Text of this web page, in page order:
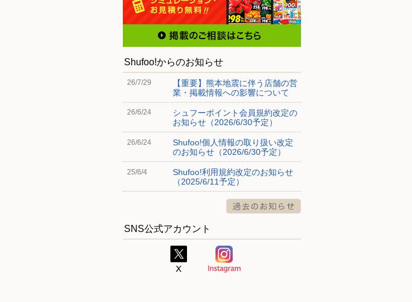
Shufoo!からのお知らせ
26/7/29
【重要】熊本地震に伴う店舗の営
業・掲載情報への影響について
26/6/24
シュフーポイント会員規約改定の
お知らせ（2026/6/30予定）
26/6/24
Shufoo!個人情報の取り扱い改定
のお知らせ（2026/6/30予定）
25/6/4
Shufoo!利用規約改定のお知らせ
（2025/6/11予定）
SNS公式アカウント